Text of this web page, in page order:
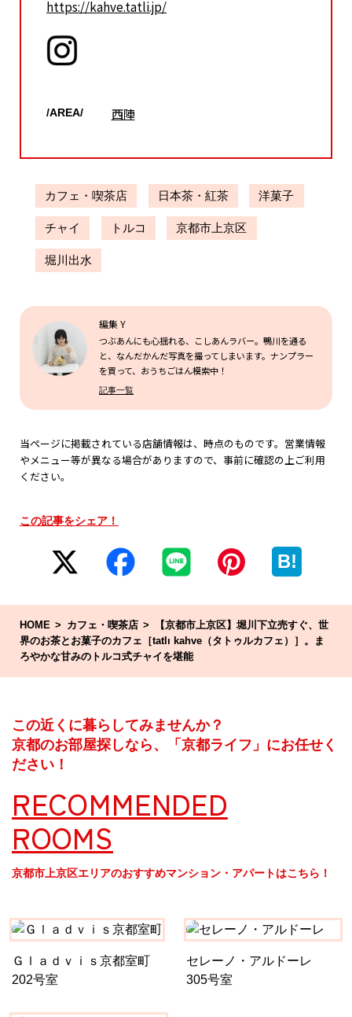
https://kahve.tatli.jp/
/AREA/ 西陣
カフェ・喫茶店 日本茶・紅茶 洋菓子
チャイ トルコ 京都市上京区
堀川出水
編集 Y
つぶあんにも心揺れる、こしあんラバー。鴨川を通る
と、なんだかんだ写真を撮ってしまいます。ナンプラー
を買って、おうちごはん模索中！
記事一覧
当ページに掲載されている店舗情報は、時点のものです。営業情報
やメニュー等が異なる場合がありますので、事前に確認の上ご利用
ください。
この記事をシェア！
B!
HOME カフェ・喫茶店
【京都市上京区】堀川下立売すぐ、世
界のお茶とお菓子のカフェ［tatlı kahve（タトゥルカフェ）］。ま
ろやかな甘みのトルコ式チャイを堪能
この近くに暮らしてみませんか？
京都のお部屋探しなら、「京都ライフ」にお任せく
ださい！
RECOMMENDED
ROOMS
京都市上京区エリアのおすすめマンション・アパートはこちら！
Ｇｌａｄｖｉｓ京都室町
202号室
セレーノ・アルドーレ
305号室